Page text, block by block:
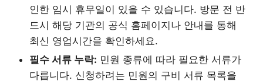
인한 임시 휴무일이 있을 수 있습니다. 방문 전 반
드시 해당 기관의 공식 홈페이지나 안내를 통해
최신 영업시간을 확인하세요.
필수 서류 누락: 민원 종류에 따라 필요한 서류가
다릅니다. 신청하려는 민원의 구비 서류 목록을